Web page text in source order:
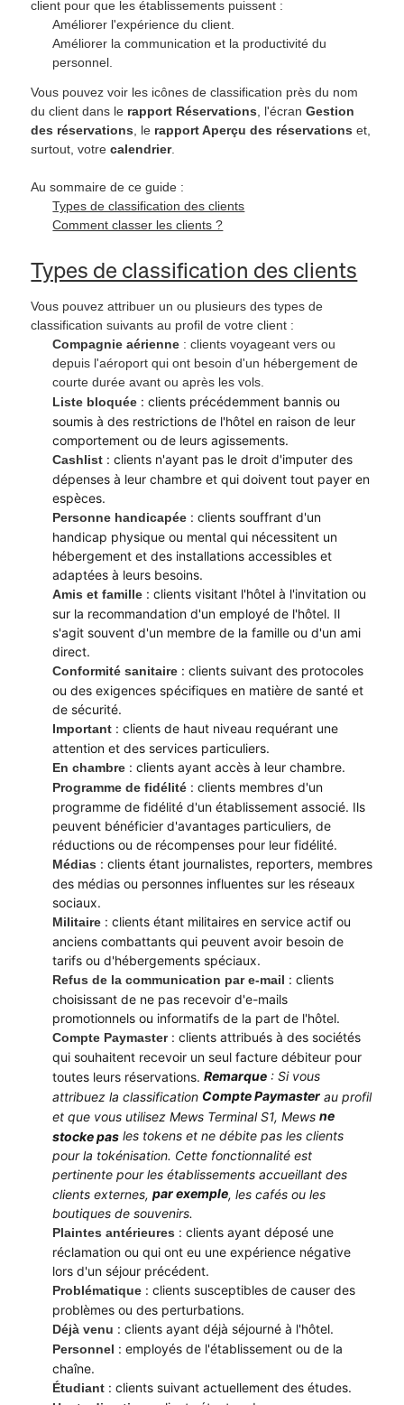
client pour que les établissements puissent :
Améliorer l'expérience du client.
Améliorer la communication et la productivité du
personnel.
Vous pouvez voir les icônes de classification près du nom
du client dans le rapport Réservations , l'écranGestion
des réservations , le rapport Aperçu des réservations et,
surtout, votrecalendrier.
Au sommaire de ce guide :
Types de classification des clients
Comment classer les clients ?
Types de classification des clients
Vous pouvez attribuer un ou plusieurs des types de
classification suivants au profil de votre client :
Compagnie aérienne : clients voyageant vers ou
depuis l'aéroport qui ont besoin d'un hébergement de
courte durée avant ou après les vols.
Liste bloquée : clients précédemment bannis ou
soumis à des restrictions de l'hôtel en raison de leur
comportement ou de leurs agissements.
Cashlist : clients n'ayant pas le droit d'imputer des
dépenses à leur chambre et qui doivent tout payer en
espèces.
Personne handicapée : clients souffrant d'un
handicap physique ou mental qui nécessitent un
hébergement et des installations accessibles et
adaptées à leurs besoins.
Amis et famille : clients visitant l'hôtel à l'invitation ou
sur la recommandation d'un employé de l'hôtel. Il
s'agit souvent d'un membre de la famille ou d'un ami
direct.
Conformité sanitaire : clients suivant des protocoles
ou des exigences spécifiques en matière de santé et
de sécurité.
Important : clients de haut niveau requérant une
attention et des services particuliers.
En chambre : clients ayant accès à leur chambre.
Programme de fidélité : clients membres d'un
programme de fidélité d'un établissement associé. Ils
peuvent bénéficier d'avantages particuliers, de
réductions ou de récompenses pour leur fidélité.
Médias : clients étant journalistes, reporters, membres
des médias ou personnes influentes sur les réseaux
sociaux.
Militaire : clients étant militaires en service actif ou
anciens combattants qui peuvent avoir besoin de
tarifs ou d'hébergements spéciaux.
Refus de la communication par e-mail : clients
choisissant de ne pas recevoir d'e-mails
promotionnels ou informatifs de la part de l'hôtel.
Compte Paymaster : clients attribués à des sociétés
qui souhaitent recevoir un seul facture débiteur pour
toutes leurs réservations.Remarque : Si vous
attribuez la classification Compte Paymaster au profil
et que vous utilisez Mews Terminal S1, Mewsne
stocke pas les tokens et ne débite pas les clients
pour la tokénisation. Cette fonctionnalité est
pertinente pour les établissements accueillant des
clients externes,par exemple , les cafés ou les
boutiques de souvenirs.
Plaintes antérieures : clients ayant déposé une
réclamation ou qui ont eu une expérience négative
lors d'un séjour précédent.
Problématique : clients susceptibles de causer des
problèmes ou des perturbations.
Déjà venu : clients ayant déjà séjourné à l'hôtel.
Personnel : employés de l'établissement ou de la
chaîne.
Étudiant : clients suivant actuellement des études.